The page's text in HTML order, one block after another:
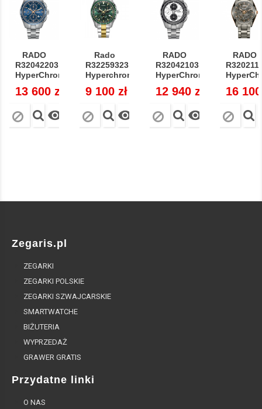
RADO
R32042203
HyperChrome...
Cena
13 600 zł

Rado
R32259323
Hyperchrome...
Cena
9 100 zł

RADO
R32042103
HyperChrome...
Cena
12 940 zł

RADO
Cena
16
Zegaris.pl
ZEGARKI
ZEGARKI POLSKIE
ZEGARKI SZWAJCARSKIE
SMARTWATCHE
BIŻUTERIA
WYPRZEDAŻ
GRAWER GRATIS
Przydatne linki
O NAS